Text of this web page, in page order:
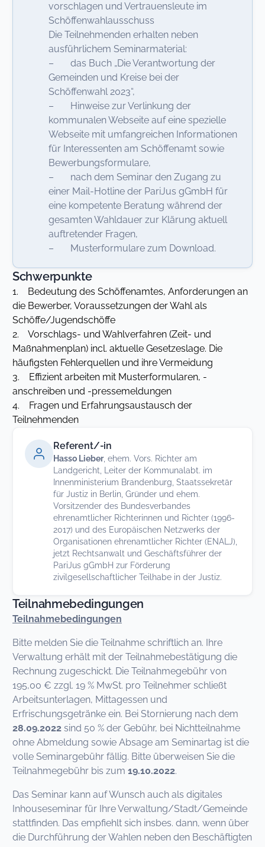
vorschlagen und Vertrauensleute im
Schöffenwahlausschuss
Die Teilnehmenden erhalten neben
ausführlichem Seminarmaterial:
– das Buch „Die Verantwortung der
Gemeinden und Kreise bei der
Schöffenwahl 2023“,
– Hinweise zur Verlinkung der
kommunalen Webseite auf eine spezielle
Webseite mit umfangreichen Informationen
für Interessenten am Schöffenamt sowie
Bewerbungsformulare,
– nach dem Seminar den Zugang zu
einer Mail-Hotline der PariJus gGmbH für
eine kompetente Beratung während der
gesamten Wahldauer zur Klärung aktuell
auftretender Fragen,
– Musterformulare zum Download.
Schwerpunkte
1. Bedeutung des Schöffenamtes, Anforderungen an
die Bewerber, Voraussetzungen der Wahl als
Schöffe/Jugendschöffe
2. Vorschlags- und Wahlverfahren (Zeit- und
Maßnahmenplan) incl. aktuelle Gesetzeslage. Die
häufigsten Fehlerquellen und ihre Vermeidung
3. Effizient arbeiten mit Musterformularen, -
anschreiben und -pressemeldungen
4. Fragen und Erfahrungsaustausch der
Teilnehmenden
Referent/-in
Hasso Lieber, ehem. Vors. Richter am
Landgericht, Leiter der Kommunalabt. im
Innenministerium Brandenburg, Staatssekretär
für Justiz in Berlin, Gründer und ehem.
Vorsitzender des Bundesverbandes
ehrenamtlicher Richterinnen und Richter (1996-
2017) und des Europäischen Netzwerks der
Organisationen ehrenamtlicher Richter (ENALJ),
jetzt Rechtsanwalt und Geschäftsführer der
PariJus gGmbH zur Förderung
zivilgesellschaftlicher Teilhabe in der Justiz.
Teilnahmebedingungen
Teilnahmebedingungen
Bitte melden Sie die Teilnahme schriftlich an. Ihre
Verwaltung erhält mit der Teilnahmebestätigung die
Rechnung zugeschickt. Die Teilnahmegebühr von
195,00 € zzgl. 19 % MwSt. pro Teilnehmer schließt
Arbeitsunterlagen, Mittagessen und
Erfrischungsgetränke ein. Bei Stornierung nach dem
28.09.2022 sind 50 % der Gebühr, bei Nichtteilnahme
ohne Abmeldung sowie Absage am Seminartag ist die
volle Seminargebühr fällig. Bitte überweisen Sie die
Teilnahmegebühr bis zum 19.10.2022.
Das Seminar kann auf Wunsch auch als digitales
Inhouseseminar für Ihre Verwaltung/Stadt/Gemeinde
stattfinden. Das empfiehlt sich insbes. dann, wenn über
die Durchführung der Wahlen neben den Beschäftigten